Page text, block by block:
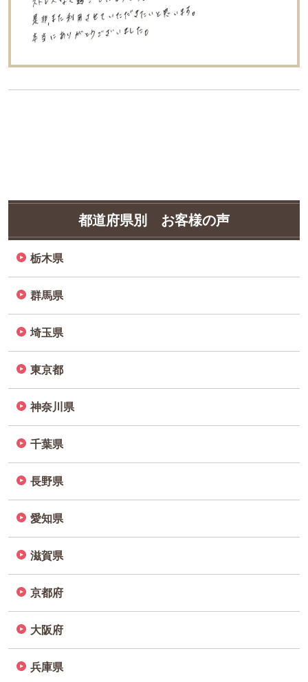
都道府県別 お客様の声
栃木県
群馬県
埼玉県
東京都
神奈川県
千葉県
長野県
愛知県
滋賀県
京都府
大阪府
兵庫県